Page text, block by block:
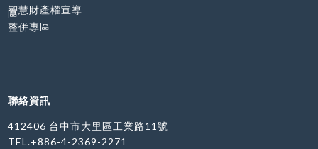
區
智慧財產權宣導
整併專區
聯絡資訊
412406 台中市大里區工業路11號
TEL.+886-4-2369-2271